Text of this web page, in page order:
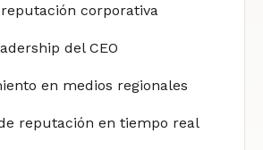
corporativa
del CEO
en medios regionales
reputación en tiempo real